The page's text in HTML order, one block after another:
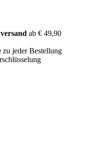
ab € 49,90
zu jeder Bestellung